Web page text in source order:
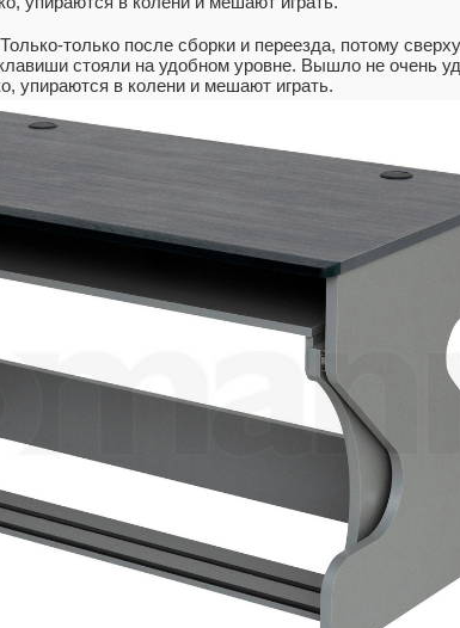
только после сборки и переезда, потому
стояли на удобном уровне. Вышло не очень
упираются в колени и мешают играть.